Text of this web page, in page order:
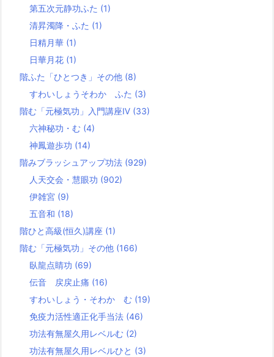
第五次元静功ふた (1)
清昇濁降・ふた (1)
日精月華 (1)
日華月花 (1)
階ふた「ひとつき」その他 (8)
すわいしょうそわか ふた (3)
階む「元極気功」入門講座Ⅳ (33)
六神秘功・む (4)
神鳳遊歩功 (14)
階みブラッシュアップ功法 (929)
人天交会・慧眼功 (902)
伊雑宮 (9)
五音和 (18)
階ひと高級(恒久)講座 (1)
階む「元極気功」その他 (166)
臥龍点睛功 (69)
伝音 戻戻止痛 (16)
すわいしょう・そわか む (19)
免疫力活性適正化手当法 (46)
功法有無屋久用レベルむ (2)
功法有無屋久用レベルひと (3)